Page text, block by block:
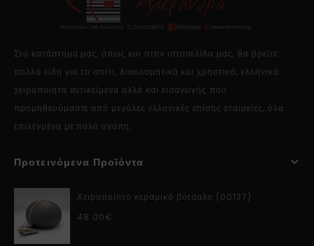
Στο κατάστημα μας, όπως και στην ιστοσελίδα μας, θα βρείτε
πολλά είδη για το σπίτι, διακοσμητικά και χρηστικά, ελληνικά
χειροποίητα αντικείμενα αλλά και εισαγωγής που
προμηθευόμαστε από μεγάλες ελληνικές επίσης εταιρείες, όλα
επιλεγμένα με πολύ αγάπη.
Προτεινόμενα Προϊόντα
Χειροποίητο κεραμικό βότσαλο (00137)
48.00€